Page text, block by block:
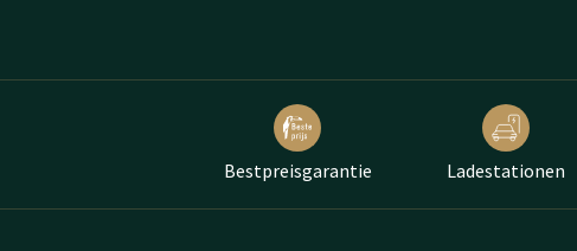
Bestpreisgarantie Ladestationen